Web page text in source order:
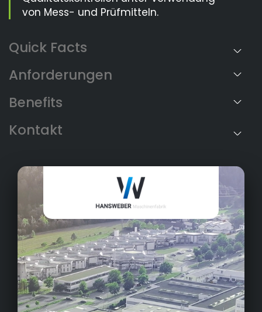
von Mess- und Prüfmitteln.
Anforderungen
Benefits